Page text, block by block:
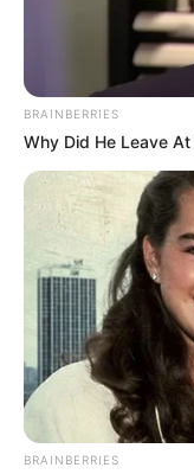
BRAINBERRIES
Why Did He Leave
BRAINBERRIES